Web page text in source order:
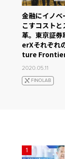
金融にイノベ
こすコスト
革。東京証
erXそれぞれ
ture
2020.05.11
FINOLAB
1